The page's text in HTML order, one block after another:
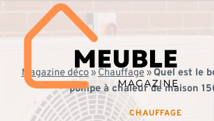
contenu
Magazine déco»Chauffage» Quel est le
pompe à chaleur de maison
CHAUFFAGE